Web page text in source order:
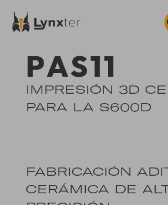
PAS11
IMPRESIÓN 3D
PARA LA S600D
FABRICACIÓN
CERÁMICA DE